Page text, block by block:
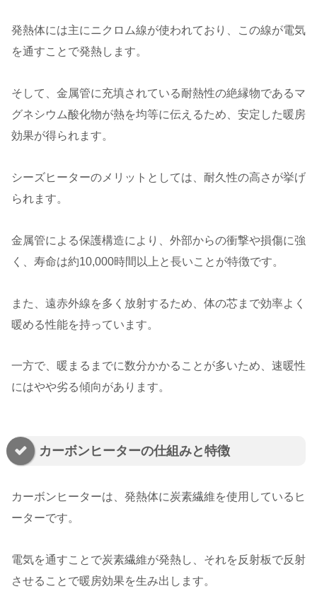
発熱体には主にニクロム線が使われており、この線が電気
を通すことで発熱します。
そして、金属管に充填されている耐熱性の絶縁物であるマ
グネシウム酸化物が熱を均等に伝えるため、安定した暖房
効果が得られます。
シーズヒーターのメリットとしては、耐久性の高さが挙げ
られます。
金属管による保護構造により、外部からの衝撃や損傷に強
く、寿命は約10,000時間以上と長いことが特徴です。
また、遠赤外線を多く放射するため、体の芯まで効率よく
暖める性能を持っています。
一方で、暖まるまでに数分かかることが多いため、速暖性
にはやや劣る傾向があります。
カーボンヒーターの仕組みと特徴
カーボンヒーターは、発熱体に炭素繊維を使用しているヒ
ーターです。
電気を通すことで炭素繊維が発熱し、それを反射板で反射
させることで暖房効果を生み出します。